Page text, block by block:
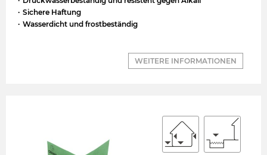
Sichere Haftung
Wasserdicht und frostbeständig
WEITERE INFORMATIONEN